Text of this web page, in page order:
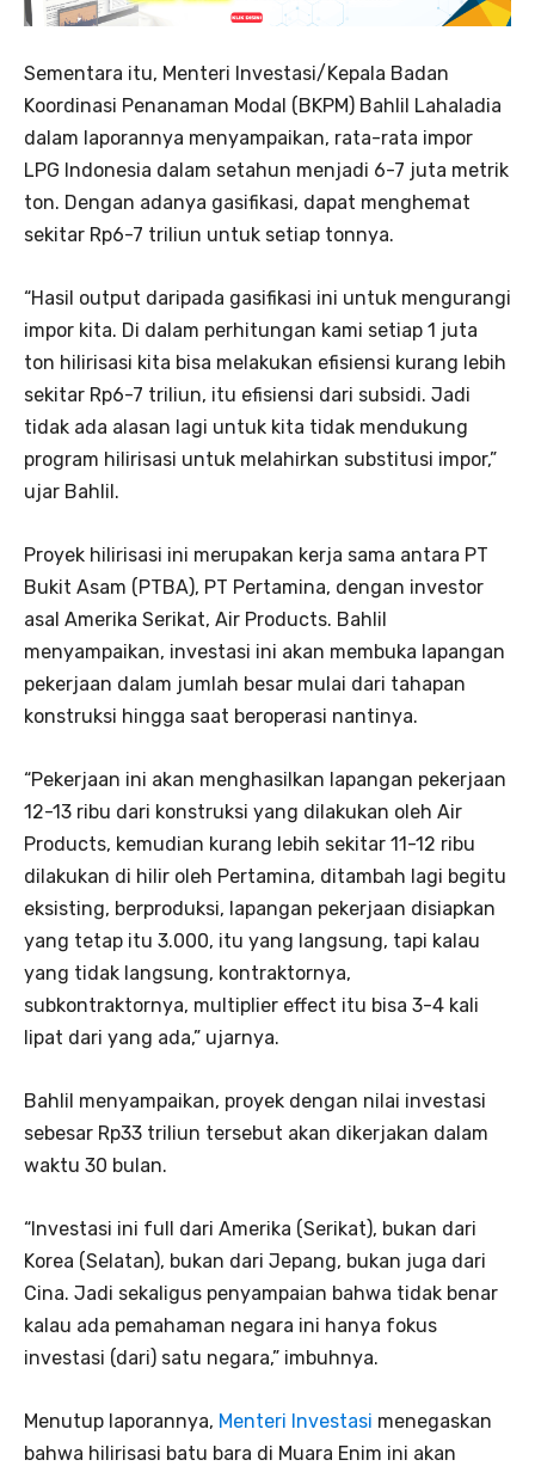
Sementara itu, Menteri Investasi/Kepala Badan
Koordinasi Penanaman Modal (BKPM) Bahlil Lahaladia
dalam laporannya menyampaikan, rata-rata impor
LPG Indonesia dalam setahun menjadi 6-7 juta metrik
ton. Dengan adanya gasifikasi, dapat menghemat
sekitar Rp6-7 triliun untuk setiap tonnya.
“Hasil output daripada gasifikasi ini untuk mengurangi
impor kita. Di dalam perhitungan kami setiap 1 juta
ton hilirisasi kita bisa melakukan efisiensi kurang lebih
sekitar Rp6-7 triliun, itu efisiensi dari subsidi. Jadi
tidak ada alasan lagi untuk kita tidak mendukung
program hilirisasi untuk melahirkan substitusi impor,”
ujar Bahlil.
Proyek hilirisasi ini merupakan kerja sama antara PT
Bukit Asam (PTBA), PT Pertamina, dengan investor
asal Amerika Serikat, Air Products. Bahlil
menyampaikan, investasi ini akan membuka lapangan
pekerjaan dalam jumlah besar mulai dari tahapan
konstruksi hingga saat beroperasi nantinya.
“Pekerjaan ini akan menghasilkan lapangan pekerjaan
12-13 ribu dari konstruksi yang dilakukan oleh Air
Products, kemudian kurang lebih sekitar 11-12 ribu
dilakukan di hilir oleh Pertamina, ditambah lagi begitu
eksisting, berproduksi, lapangan pekerjaan disiapkan
yang tetap itu 3.000, itu yang langsung, tapi kalau
yang tidak langsung, kontraktornya,
subkontraktornya, multiplier effect itu bisa 3-4 kali
lipat dari yang ada,” ujarnya.
Bahlil menyampaikan, proyek dengan nilai investasi
sebesar Rp33 triliun tersebut akan dikerjakan dalam
waktu 30 bulan.
“Investasi ini full dari Amerika (Serikat), bukan dari
Korea (Selatan), bukan dari Jepang, bukan juga dari
Cina. Jadi sekaligus penyampaian bahwa tidak benar
kalau ada pemahaman negara ini hanya fokus
investasi (dari) satu negara,” imbuhnya.
Menutup laporannya, Menteri Investasi menegaskan
bahwa hilirisasi batu bara di Muara Enim ini akan